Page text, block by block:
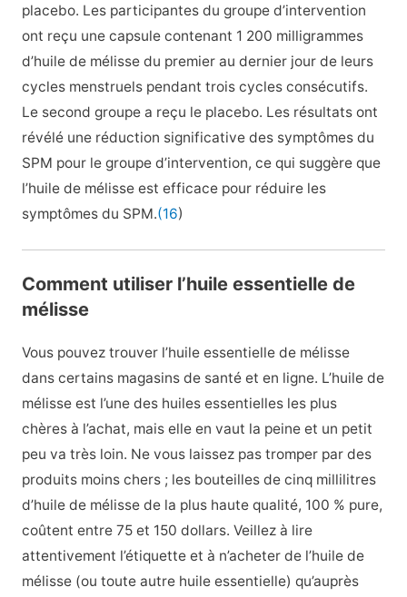
placebo. Les participantes du groupe d’intervention
ont reçu une capsule contenant 1 200 milligrammes
d’huile de mélisse du premier au dernier jour de leurs
cycles menstruels pendant trois cycles consécutifs.
Le second groupe a reçu le placebo. Les résultats ont
révélé une réduction significative des symptômes du
SPM pour le groupe d’intervention, ce qui suggère que
l’huile de mélisse est efficace pour réduire les
symptômes du SPM.(16)
Comment utiliser l’huile essentielle de
mélisse
Vous pouvez trouver l’huile essentielle de mélisse
dans certains magasins de santé et en ligne. L’huile de
mélisse est l’une des huiles essentielles les plus
chères à l’achat, mais elle en vaut la peine et un petit
peu va très loin. Ne vous laissez pas tromper par des
produits moins chers ; les bouteilles de cinq millilitres
d’huile de mélisse de la plus haute qualité, 100 % pure,
coûtent entre 75 et 150 dollars. Veillez à lire
attentivement l’étiquette et à n’acheter de l’huile de
mélisse (ou toute autre huile essentielle) qu’auprès